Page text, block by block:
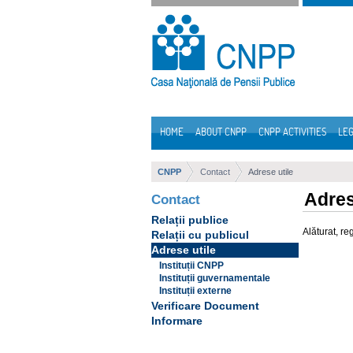
Skip to Content
HOME ABOUT CNPP CNPP ACTIVITIES
CNPP Contact Adrese utile
Contact
Relații publice
Relații cu publicul
Adrese utile
Instituții CNPP
Instituții guvernamentale
Instituții externe
Verificare Document
Informare
Alăturat,